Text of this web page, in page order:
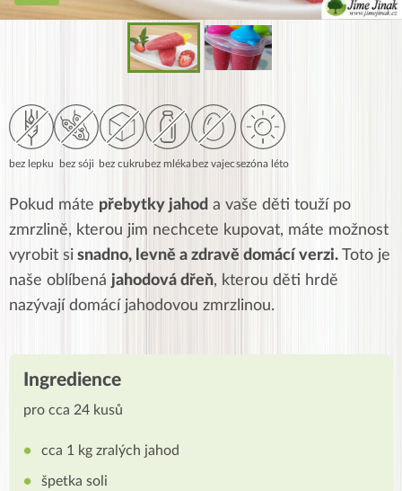
bez lepku bez sóji bez cukru bez mléka bez vajecsezóna léto
Pokud máte přebytky jahod a vaše děti touží po
zmrzlině, kterou jim nechcete kupovat, máte možnost
vyrobit si snadno, levně a zdravě domácí verzi. Toto je
naše oblíbená jahodová dřeň, kterou děti hrdě
nazývají domácí jahodovou zmrzlinou.
Ingredience
pro cca 24 kusů
cca 1 kg zralých jahod
špetka soli